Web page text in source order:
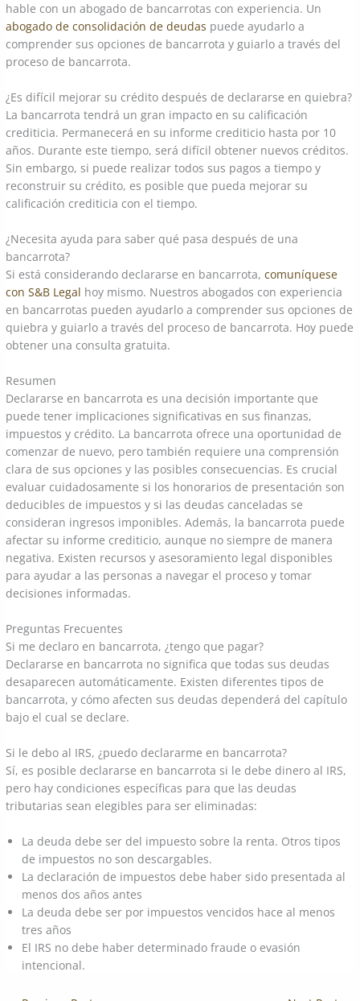
hable con un abogado de bancarrotas con experiencia. Un
abogado de consolidación de deudas puede ayudarlo a
comprender sus opciones de bancarrota y guiarlo a través del
proceso de bancarrota.
¿Es difícil mejorar su crédito después de declararse en quiebra?
La bancarrota tendrá un gran impacto en su calificación
crediticia. Permanecerá en su informe crediticio hasta por 10
años. Durante este tiempo, será difícil obtener nuevos créditos.
Sin embargo, si puede realizar todos sus pagos a tiempo y
reconstruir su crédito, es posible que pueda mejorar su
calificación crediticia con el tiempo.
¿Necesita ayuda para saber qué pasa después de una
bancarrota?
Si está considerando declararse en bancarrota,comuníquese
con S&B Legal hoy mismo. Nuestros abogados con experiencia
en bancarrotas pueden ayudarlo a comprender sus opciones de
quiebra y guiarlo a través del proceso de bancarrota. Hoy puede
obtener una consulta gratuita.
Resumen
Declararse en bancarrota es una decisión importante que
puede tener implicaciones significativas en sus finanzas,
impuestos y crédito. La bancarrota ofrece una oportunidad de
comenzar de nuevo, pero también requiere una comprensión
clara de sus opciones y las posibles consecuencias. Es crucial
evaluar cuidadosamente si los honorarios de presentación son
deducibles de impuestos y si las deudas canceladas se
consideran ingresos imponibles. Además, la bancarrota puede
afectar su informe crediticio, aunque no siempre de manera
negativa. Existen recursos y asesoramiento legal disponibles
para ayudar a las personas a navegar el proceso y tomar
decisiones informadas.
Preguntas Frecuentes
Si me declaro en bancarrota, ¿tengo que pagar?
Declararse en bancarrota no significa que todas sus deudas
desaparecen automáticamente. Existen diferentes tipos de
bancarrota, y cómo afecten sus deudas dependerá del capítulo
bajo el cual se declare.
Si le debo al IRS, ¿puedo declararme en bancarrota?
Sí, es posible declararse en bancarrota si le debe dinero al IRS,
pero hay condiciones específicas para que las deudas
tributarias sean elegibles para ser eliminadas:
La deuda debe ser del impuesto sobre la renta. Otros tipos
de impuestos no son descargables.
La declaración de impuestos debe haber sido presentada al
menos dos años antes
La deuda debe ser por impuestos vencidos hace al menos
tres años
El IRS no debe haber determinado fraude o evasión
intencional.